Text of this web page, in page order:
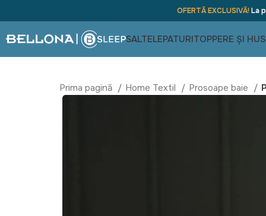
OFERTĂ EXCLUSIVĂ!La
SALTELEPATURITOPPERE ȘI
Prima pagină Home Textil Prosoape baie